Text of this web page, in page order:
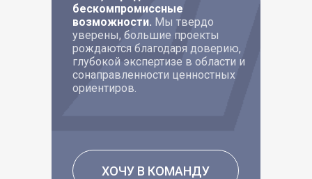
бескомпромиссные
возможности. Мы твердо
уверены, большие проекты
рождаются благодаря доверию,
глубокой экспертизе в области и
сонаправленности ценностных
ориентиров.
ХОЧУ В КОМАНДУ